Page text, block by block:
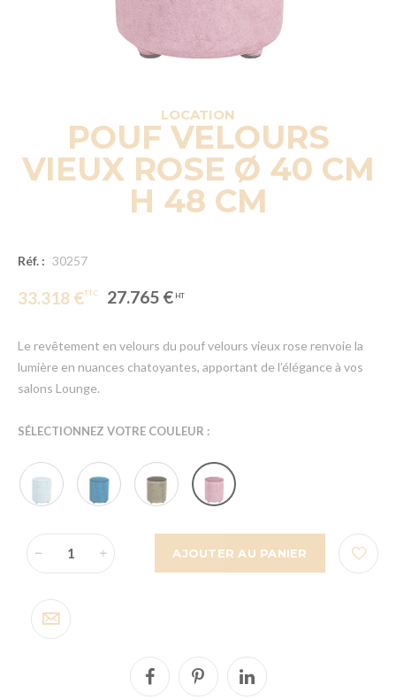
LOCATION
POUF VELOURS
VIEUX ROSE Ø 40 CM
H 48 CM
Réf. : 30257
33.318 € 27.765 €
Le revêtement en velours du pouf velours vieux rose renvoie la
lumière en nuances chatoyantes, apportant de l’élégance à vos
salons Lounge.
SÉLECTIONNEZ VOTRE COULEUR :
AJOUTER AU PANIER